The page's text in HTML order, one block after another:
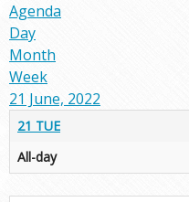
Agenda
Day
Month
Week
21 June, 2022
21 TUE
All-day